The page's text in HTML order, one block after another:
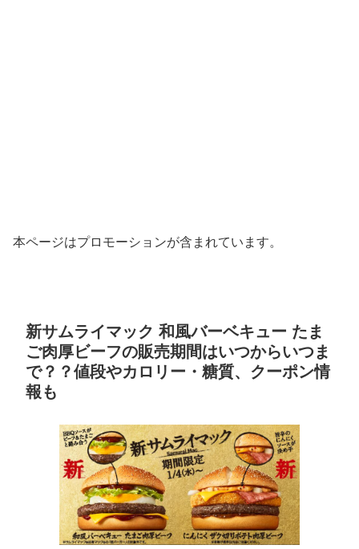
本ページはプロモーションが含まれています。
新サムライマック 和風バーベキュー たま
ご肉厚ビーフの販売期間はいつからいつま
で？？値段やカロリー・糖質、クーポン情
報も